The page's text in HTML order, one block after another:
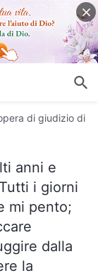
di giudizio di
anni e
i giorni
mi pento;
dalla
la